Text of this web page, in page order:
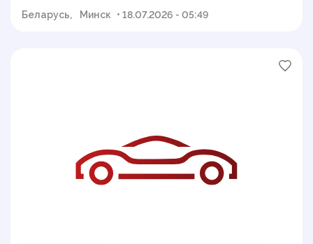
Беларусь, Минск • 18.07.2026 - 05:49